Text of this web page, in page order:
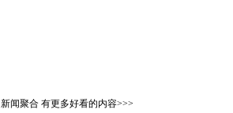
新闻聚合有更多好看的内容>>>